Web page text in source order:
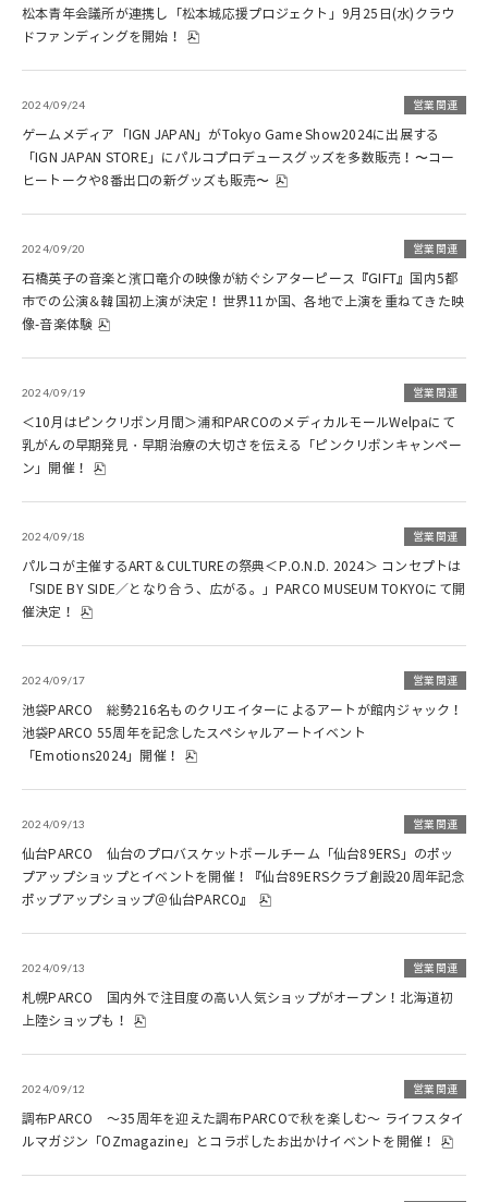
松本青年会議所が連携し「松本城応援プロジェクト」9月25日(水)クラウ
ドファンディングを開始！
2024/09/24 営業関連
ゲームメディア「IGN JAPAN」がTokyo Game Show2024に出展する
「IGN JAPAN STORE」にパルコプロデュースグッズを多数販売！〜コー
ヒートークや8番出口の新グッズも販売〜
2024/09/20 営業関連
石橋英子の音楽と濱口竜介の映像が紡ぐシアターピース『GIFT』国内5都
市での公演＆韓国初上演が決定！世界11か国、各地で上演を重ねてきた映
像-音楽体験
2024/09/19 営業関連
＜10月はピンクリボン月間＞浦和PARCOのメディカルモールWelpaにて
乳がんの早期発見・早期治療の大切さを伝える「ピンクリボンキャンペー
ン」開催！
2024/09/18 営業関連
パルコが主催するART＆CULTUREの祭典＜P.O.N.D. 2024＞ コンセプトは
「SIDE BY SIDE／となり合う、広がる。」PARCO MUSEUM TOKYOにて開
催決定！
2024/09/17 営業関連
池袋PARCO 総勢216名ものクリエイターによるアートが館内ジャック！
池袋PARCO 55周年を記念したスペシャルアートイベント
「Emotions2024」開催！
2024/09/13 営業関連
仙台PARCO 仙台のプロバスケットボールチーム「仙台89ERS」のポッ
プアップショップとイベントを開催！『仙台89ERSクラブ創設20周年記念
ポップアップショップ＠仙台PARCO』
2024/09/13 営業関連
札幌PARCO 国内外で注目度の高い人気ショップがオープン！北海道初
上陸ショップも！
2024/09/12 営業関連
調布PARCO ～35周年を迎えた調布PARCOで秋を楽しむ～ ライフスタイ
ルマガジン「OZmagazine」とコラボしたお出かけイベントを開催！